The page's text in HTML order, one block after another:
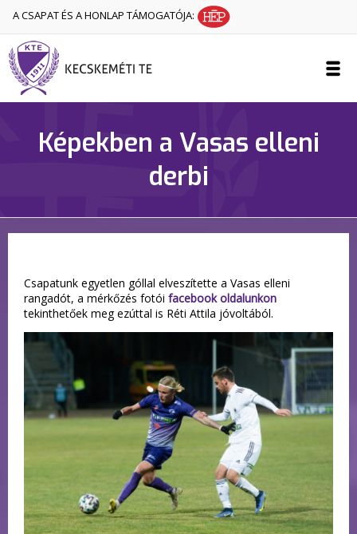
A CSAPAT ÉS A HONLAP TÁMOGATÓJA:
Képekben a Vasas elleni
derbi
Csapatunk egyetlen góllal elveszítette a Vasas elleni
rangadót, a mérkőzés fotói facebook oldalunkon
tekinthetőek meg ezúttal is Réti Attila jóvoltából.